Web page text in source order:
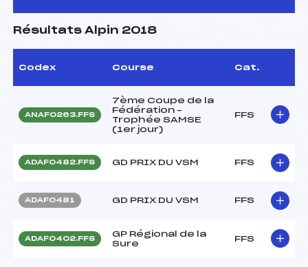
Résultats Alpin 2018
Codex Course Cat.
ANAF0263.FFS
7ème Coupe de la
Fédération –
Trophée SAMSE
(1er jour)
FFS
ADAF0482.FFS GD PRIX DU VSM FFS
ADAF0481 GD PRIX DU VSM FFS
ADAF0402.FFS
GP Régional de la
Sure
FFS